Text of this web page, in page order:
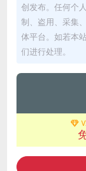
创发布。任何个
制、盗用、采集
体平台。如若本
们进行处理。